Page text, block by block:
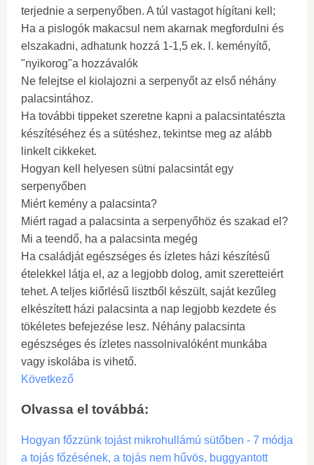
terjednie a serpenyőben. A túl vastagot hígítani kell;
Ha a pislogók makacsul nem akarnak megfordulni és
elszakadni, adhatunk hozzá 1-1,5 ek. l. keményítő,
"nyikorog"a hozzávalók
Ne felejtse el kiolajozni a serpenyőt az első néhány
palacsintához.
Ha további tippeket szeretne kapni a palacsintatészta
készítéséhez és a sütéshez, tekintse meg az alább
linkelt cikkeket.
Hogyan kell helyesen sütni palacsintát egy
serpenyőben
Miért kemény a palacsinta?
Miért ragad a palacsinta a serpenyőhöz és szakad el?
Mi a teendő, ha a palacsinta megég
Ha családját egészséges és ízletes házi készítésű
ételekkel látja el, az a legjobb dolog, amit szeretteiért
tehet. A teljes kiőrlésű lisztből készült, saját kezűleg
elkészített házi palacsinta a nap legjobb kezdete és
tökéletes befejezése lesz. Néhány palacsinta
egészséges és ízletes nassolnivalóként munkába
vagy iskolába is vihető.
Következő
Olvassa el továbbá:
Hogyan főzzünk tojást mikrohullámú sütőben - 7 módja
a tojás főzésének, a tojás nem hűvös, buggyantott